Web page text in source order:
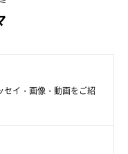
セイ・画像・動画をご紹